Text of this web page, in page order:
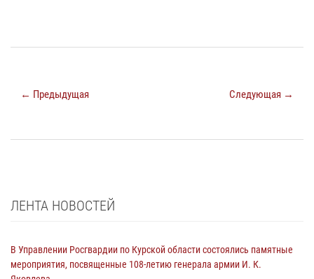
← Предыдущая Следующая →
ЛЕНТА НОВОСТЕЙ
В Управлении Росгвардии по Курской области состоялись памятные
мероприятия, посвященные 108-летию генерала армии И. К.